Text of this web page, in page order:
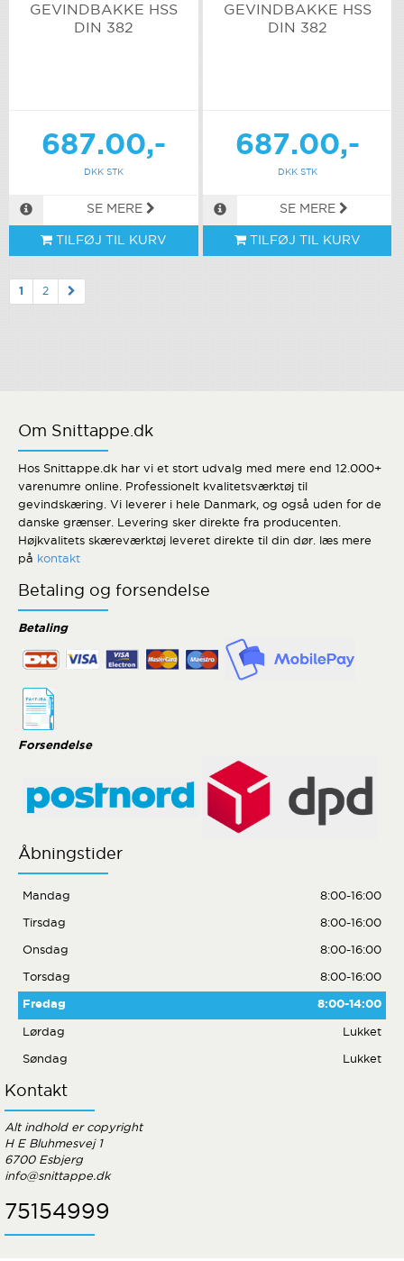
GEVINDBAKKE HSS
DIN 382
687.00,-
DKK STK
SE MERE
TILFØJ TIL KURV
GEVINDBAKKE HSS
DIN 382
687.00,-
DKK STK
SE MERE
TILFØJ TIL KURV
1 2
Om Snittappe.dk
Hos Snittappe.dk har vi et stort udvalg med mere end 12.000+
varenumre online. Professionelt kvalitetsværktøj til
gevindskæring. Vi leverer i hele Danmark, og også uden for de
danske grænser. Levering sker direkte fra producenten.
Højkvalitets skæreværktøj leveret direkte til din dør. læs mere
på
kontakt
Betaling og forsendelse
Betaling
Forsendelse
Åbningstider
Mandag 8:00-16:00
Tirsdag 8:00-16:00
Onsdag 8:00-16:00
Torsdag 8:00-16:00
Fredag 8:00-14:00
Lørdag Lukket
Søndag Lukket
Kontakt
Alt indhold er copyright
H E Bluhmesvej 1
6700 Esbjerg
info@snittappe.dk
75154999